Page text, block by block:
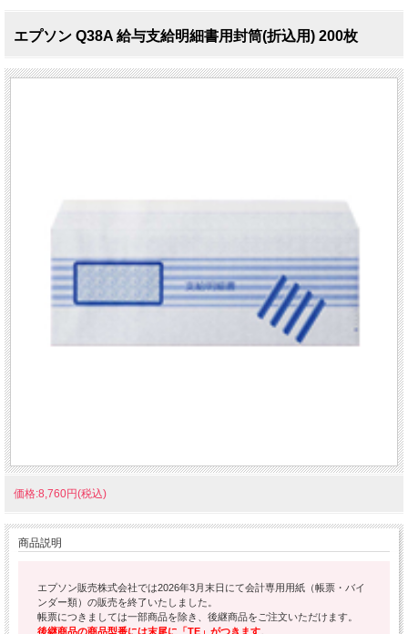
エプソン Q38A 給与支給明細書用封筒(折込用) 200枚
価格:8,760円(税込)
商品説明
エプソン販売株式会社では2026年3月末日にて会計専用用紙（帳票・バイ
ンダー類）の販売を終了いたしました。
帳票につきましては一部商品を除き、後継商品をご注文いただけます。
後継商品の商品型番には末尾に「TE」がつきます